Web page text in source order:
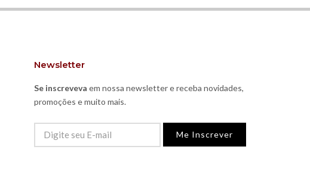
Newsletter
Se inscreveva em nossa newsletter e receba novidades,
promoções e muito mais.
Me Inscrever